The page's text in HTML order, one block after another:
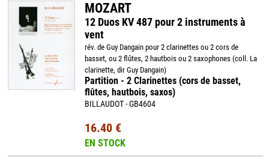
MOZART
12 Duos KV 487 pour 2 instruments à
vent
rév. de Guy Dangain pour 2 clarinettes ou 2 cors de
basset, ou 2 flûtes, 2 hautbois ou 2 saxophones (coll. La
clarinette, dir Guy Dangain)
Partition - 2 Clarinettes (cors de basset,
flûtes, hautbois, saxos)
BILLAUDOT - GB4604
16.40 €
EN STOCK